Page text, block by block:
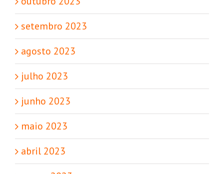
setembro 2023
agosto 2023
julho 2023
junho 2023
maio 2023
abril 2023